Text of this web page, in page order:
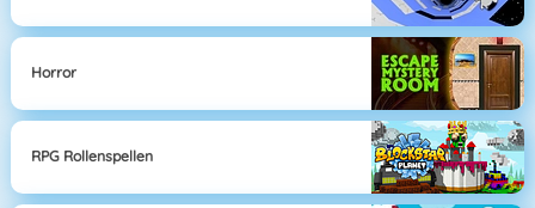
Horror
RPG Rollenspellen